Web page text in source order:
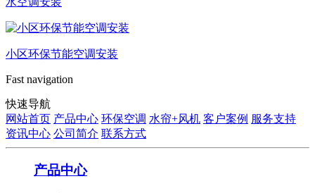
小区环保节能空调安装
Fast navigation
快速导航
网站首页 产品中心 环保空调 水帘+风机 客户案例 服务支持
资讯中心 公司简介 联系方式
产品中心